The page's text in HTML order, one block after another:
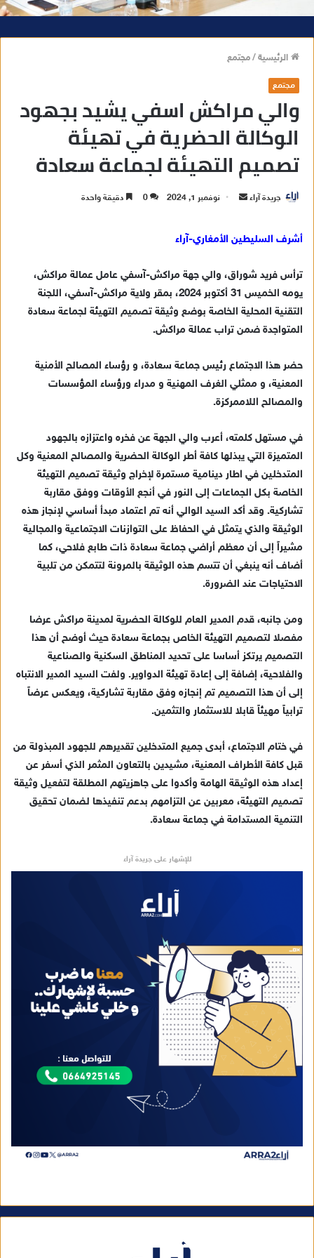
الرئيسية/مجتمع
مجتمع
والي مراكش اسفي يشيد بجهود
الوكالة الحضرية في تهيئة
تصميم التهيئة لجماعة سعادة
جريدة آراء
ي
د
ا
ل
ك
ت
و
نوفمبر 1, 2024 0 دقيقة واحدة
أشرف السليطين الأمغاري-آراء
ترأس فريد شوراق، والي جهة مراكش-آسفي عامل عمالة مراكش،
يومه الخميس 31 أكتوبر 2024، بمقر ولاية مراكش-آسفي، اللجنة
التقنية المحلية الخاصة بوضع وثيقة تصميم التهيئة لجماعة سعادة
المتواجدة ضمن تراب عمالة مراكش.
حضر هذا الاجتماع رئيس جماعة سعادة، و رؤساء المصالح الأمنية
المعنية، و ممثلي الغرف المهنية و مدراء ورؤساء المؤسسات
والمصالح اللاممركزة.
في مستهل كلمته، أعرب والي الجهة عن فخره واعتزازه بالجهود
المتميزة التي يبذلها كافة أطر الوكالة الحضرية والمصالح المعنية وكل
المتدخلين في اطار دينامية مستمرة لإخراج وثيقة تصميم التهيئة
الخاصة بكل الجماعات إلى النور في أنجع الأوقات ووفق مقاربة
تشاركية. وقد أكد السيد الوالي أنه تم اعتماد مبدأ أساسي لإنجاز هذه
الوثيقة والذي يتمثل في الحفاظ على التوازنات الاجتماعية والمجالية
مشيراً إلى أن معظم أراضي جماعة سعادة ذات طابع فلاحي، كما
أضاف أنه ينبغي أن تتسم هذه الوثيقة بالمرونة لتتمكن من تلبية
الاحتياجات عند الضرورة.
ومن جانبه، قدم المدير العام للوكالة الحضرية لمدينة مراكش عرضا
مفصلا لتصميم التهيئة الخاص بجماعة سعادة حيث أوضح أن هذا
التصميم يرتكز أساسا على تحديد المناطق السكنية والصناعية
والفلاحية، إضافة إلى إعادة تهيئة الدواوير. ولفت السيد المدير الانتباه
إلى أن هذا التصميم تم إنجازه وفق مقاربة تشاركية، ويعكس عرضاً
ترابياً مهيئاً قابلا للاستثمار والتثمين.
في ختام الاجتماع، أبدى جميع المتدخلين تقديرهم للجهود المبذولة من
قبل كافة الأطراف المعنية، مشيدين بالتعاون المثمر الذي أسفر عن
إعداد هذه الوثيقة الهامة وأكدوا على جاهزيتهم المطلقة لتفعيل وثيقة
تصميم التهيئة، معربين عن التزامهم بدعم تنفيذها لضمان تحقيق
التنمية المستدامة في جماعة سعادة.
للإشهار على جريدة آراء